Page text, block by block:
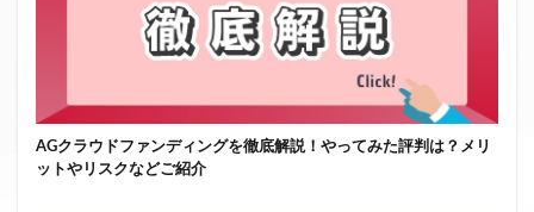
AGクラウドファンディングを徹底解説！やってみた評判は？メリ
ットやリスクなどご紹介